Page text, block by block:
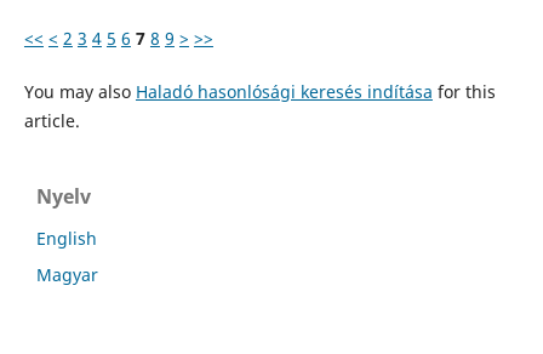
<< < 2 3 4 5 6 7 8 9 > >>
You may also Haladó hasonlósági keresés indítása for this
article.
Nyelv
English
Magyar